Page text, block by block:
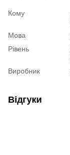
Кому
Мова
Рівень
Виробник
Відгуки